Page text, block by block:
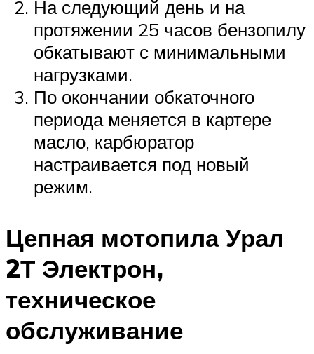
На следующий день и на
протяжении 25 часов бензопилу
обкатывают с минимальными
нагрузками.
По окончании обкаточного
периода меняется в картере
масло, карбюратор
настраивается под новый
режим.
Цепная мотопила Урал
2Т Электрон,
техническое
обслуживание